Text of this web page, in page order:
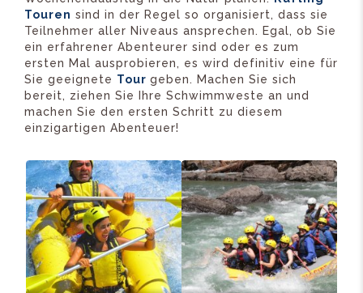
Touren sind in der Regel so organisiert, dass sie
Teilnehmer aller Niveaus ansprechen. Egal, ob Sie
ein erfahrener Abenteurer sind oder es zum
ersten Mal ausprobieren, es wird definitiv eine für
Sie geeignete Tour geben. Machen Sie sich
bereit, ziehen Sie Ihre Schwimmweste an und
machen Sie den ersten Schritt zu diesem
einzigartigen Abenteuer!